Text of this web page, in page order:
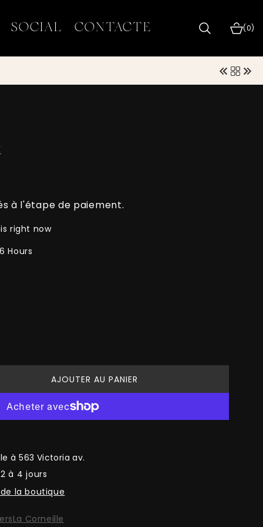
SOCIAL CONTACTE (0)
0
à l'étape de paiement.
right now
Hours
AJOUTER AU PANIER
à563 Victoria av.
à 4 jours
la boutique
La Corneille